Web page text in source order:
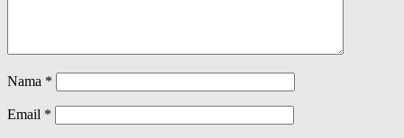
Nama *
Email *